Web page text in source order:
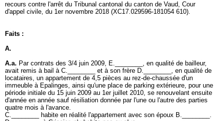
recours contre l'arrêt du Tribunal cantonal du canton de Vaud, Cour
d'appel civile, du 1er novembre 2018 (XC17.029596-181054 610).
Faits :
A.
A.a. Par contrats des 3/4 juin 2009, E.________, en qualité de bailleur,
avait remis à bail à C.________ et à son frère D.________, en qualité de
locataires, un appartement de 4,5 pièces au rez-de-chaussée d'un
immeuble à Epalinges, ainsi qu'une place de parking extérieure, pour une
période initiale du 15 juin 2009 au 1er juillet 2010, se renouvelant ensuite
d'année en année sauf résiliation donnée par l'une ou l'autre des parties
quatre mois à l'avance.
C.________ habite en réalité l'appartement avec son époux B.________.